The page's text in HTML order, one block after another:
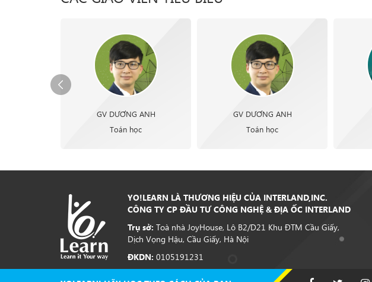
GV DƯƠNG ANH
Toán học
GV DƯƠNG ANH
Toán học
YO!LEARN LÀ THƯƠNG HIỆU CỦA INTERLAND,INC.
CÔNG TY CP ĐẦU TƯ CÔNG NGHỆ & ĐỊA ỐC INTERLAND
Trụ sở: Toà nhà JoyHouse, Lô B2/D21 Khu ĐTM Cầu Giấy,
Dịch Vọng Hậu, Cầu Giấy, Hà Nội
ĐKDN: 0105191231